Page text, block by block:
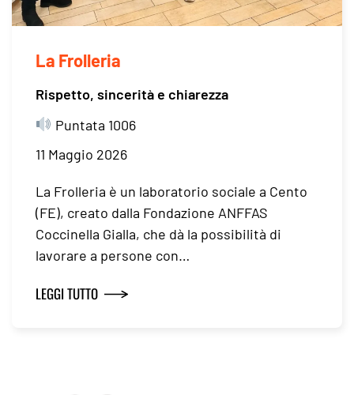
La Frolleria
Rispetto, sincerità e chiarezza
Puntata 1006
11 Maggio 2026
La Frolleria è un laboratorio sociale a Cento
(FE), creato dalla Fondazione ANFFAS
Coccinella Gialla, che dà la possibilità di
lavorare a persone con…
LEGGI TUTTO